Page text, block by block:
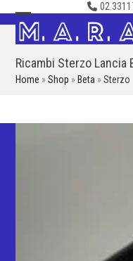
Skip
to
content
Open
menu
Close
menu
Ricambi Sterzo Lancia
Home »Shop » Beta »Sterzo